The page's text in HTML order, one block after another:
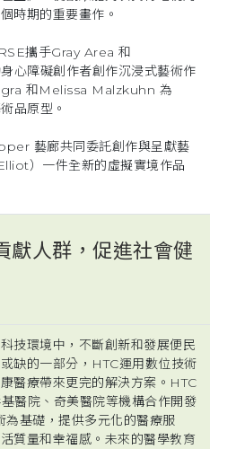
時期的重要畫作。
攜手Gray Area 和
心障礙創作者創作沉浸式藝術作
和Melissa Malzkuhn 為
品原型。
藝廊共同委託創作與呈獻藝
）一件全新的虛擬實境作品
獻人群，促進社會健
技環境中，不斷創新和發展便民
缺的一部分，HTC運用數位技術
醫療帶來更完的解決方案。HTC
醫院、奇美醫院等機構合作開發
基礎，提供多元化的醫療服
質量和幸福感。未來的醫學教育